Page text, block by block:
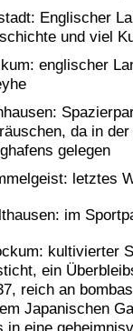
Englischer
und viel
englischer
da in
gelegen
letztes
im
kultivierter
ein
reich an
Japanischen
in eine